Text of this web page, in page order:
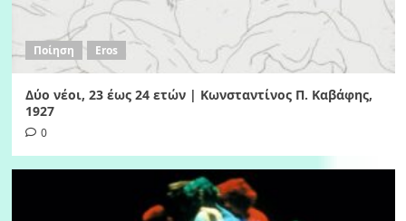
Ποίηση Eros
Δύο νέοι, 23 έως 24 ετών | Κωνσταντίνος Π. Καβάφης,
1927
0